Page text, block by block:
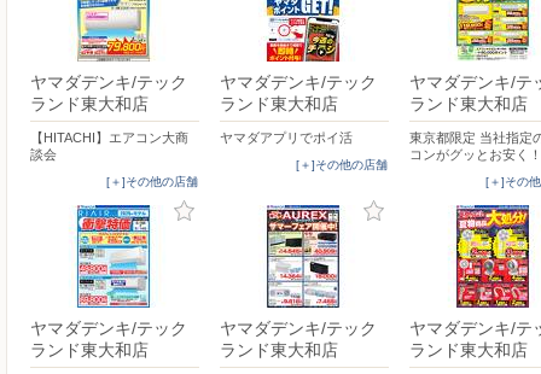
ヤマダデンキ/テック
ランド東大和店
【HITACHI】エアコン大商
談会
[＋]その他の店舗
ヤマダデンキ/テック
ランド東大和店
ヤマダアプリでポイ活
[＋]その他の店舗
ヤマダデンキ/テ
ランド東大和店
東京都限定 当社指定
コンがグッとお安く！
[＋]その
ヤマダデンキ/テック
ランド東大和店
ヤマダデンキ/テック
ランド東大和店
ヤマダデンキ/テ
ランド東大和店